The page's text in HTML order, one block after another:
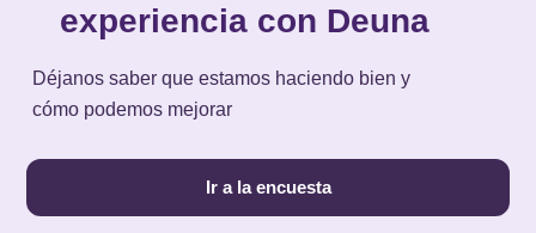
experiencia con Deuna
Déjanos saber que estamos haciendo bien y
cómo podemos mejorar
Ir a la encuesta